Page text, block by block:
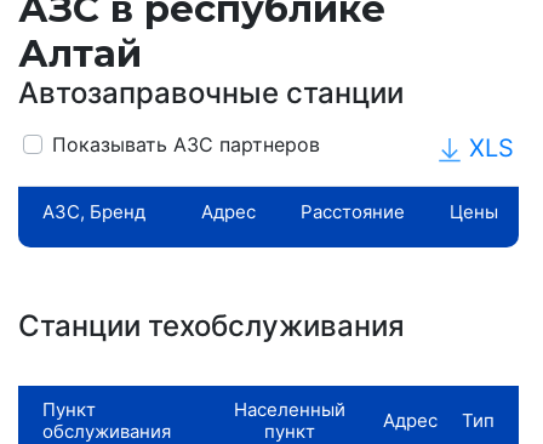
Алтай
Автозаправочные станции
Показывать АЗС партнеров XLS
АЗС, Бренд Адрес Расстояние Цены
Станции техобслуживания
Пункт
обслуживания
Населенный
пункт
Адрес Тип